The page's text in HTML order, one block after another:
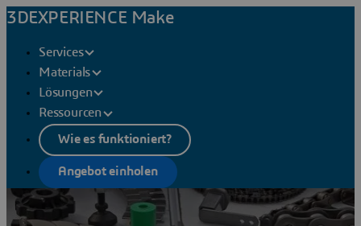
3DEXPERIENCE Make
Services
Materials
Lösungen
Ressourcen
Wie es funktioniert?
Angebot einholen